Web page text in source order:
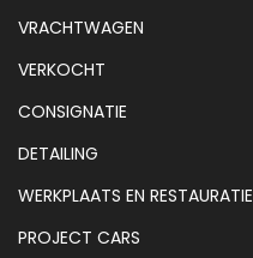
VRACHTWAGEN
VERKOCHT
CONSIGNATIE
DETAILING
WERKPLAATS EN RESTAURATIE
PROJECT CARS